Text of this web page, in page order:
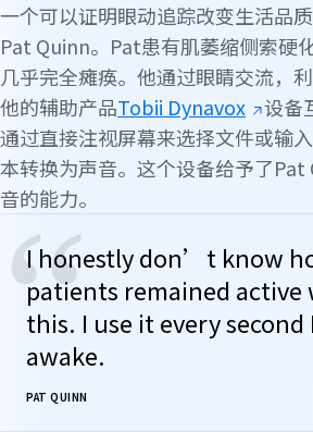
一个可以证明眼动追踪改变生活品
Pat Quinn。Pat患有肌萎缩侧索硬化
几乎完全瘫痪。他通过眼睛交流，
他的辅助产品Tobii Dynavox
设备
通过直接注视屏幕来选择文件或输
本转换为声音。这个设备给予了Pat
音的能力。
“
I honestly don’t know
patients remained
this. I use it every second
awake.
PAT QUINN